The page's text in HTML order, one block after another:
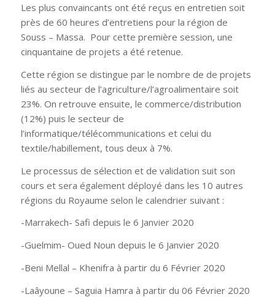
Les plus convaincants ont été reçus en entretien soit
près de 60 heures d’entretiens pour la région de
Souss – Massa. Pour cette première session, une
cinquantaine de projets a été retenue.
Cette région se distingue par le nombre de de projets
liés au secteur de l’agriculture/l’agroalimentaire soit
23%. On retrouve ensuite, le commerce/distribution
(12%) puis le secteur de
l’informatique/télécommunications et celui du
textile/habillement, tous deux à 7%.
Le processus de sélection et de validation suit son
cours et sera également déployé dans les 10 autres
régions du Royaume selon le calendrier suivant :
-Marrakech- Safi depuis le 6 Janvier 2020
-Guelmim- Oued Noun depuis le 6 Janvier 2020
-Beni Mellal – Khenifra à partir du 6 Février 2020
-Laâyoune – Saguia Hamra à partir du 06 Février 2020